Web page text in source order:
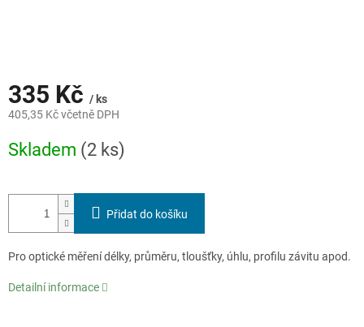
335 Kč / ks
405,35 Kč včetně DPH
cena:
Skladem (2 ks)
Přidat do košíku
Pro optické měření délky, průměru, tloušťky, úhlu, profilu závitu apod.
Detailní informace